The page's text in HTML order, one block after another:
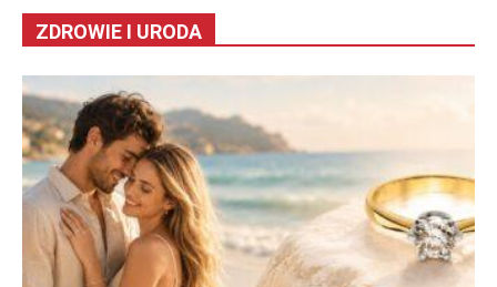
ZDROWIE I URODA